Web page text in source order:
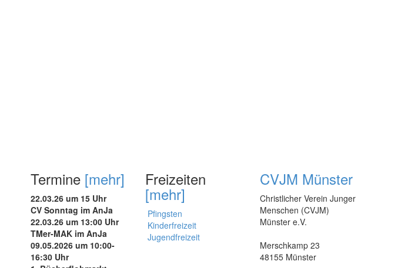
Termine [mehr]
22.03.26 um 15 Uhr
CV Sonntag im AnJa
22.03.26 um 13:00 Uhr
TMer-MAK im AnJa
09.05.2026 um 10:00-
16:30 Uhr
Freizeiten
[mehr]
Pfingsten
Kinderfreizeit
Jugendfreizeit
CVJM Münster
Christlicher Verein Junger
Menschen (CVJM)
Münster e.V.
Merschkamp 23
48155 Münster